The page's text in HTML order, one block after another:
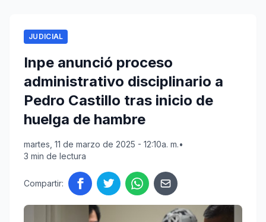
JUDICIAL
Inpe anunció proceso
administrativo disciplinario a
Pedro Castillo tras inicio de
huelga de hambre
martes, 11 de marzo de 2025 - 12:10a. m.•
3 min de lectura
Compartir: